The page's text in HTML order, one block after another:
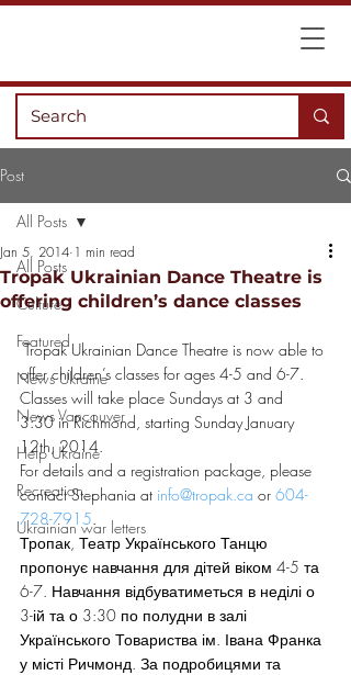
Post
All Posts
Culture
Featured
News Ukraine
News Vancouver
Help Ukraine
Recreation
Ukrainian war letters
All Posts
Tropak Ukrainian Dance Theatre is
offering children’s dance classes
Jan 5, 2014 1 min read
Tropak Ukrainian Dance Theatre is now able to
offer children’s classes for ages 4-5 and 6-7.
Classes will take place Sundays at 3 and
3:30 in Richmond, starting Sunday January
12th, 2014.
For details and a registration package, please
contact Stephania at info@tropak.ca or 604-
728-7915.
Тропак, Театр Українського Танцю
пропонує навчання для дітей віком 4-5 та
6-7. Навчання відбуватиметься в неділі о
3-ій та о 3:30 по полудни в залі
Українського Товариства ім. Івана Франка
у місті Ричмонд. За подробицями та